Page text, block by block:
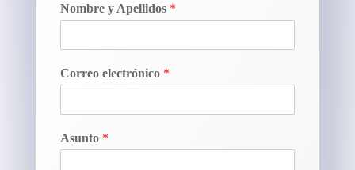
Nombre y Apellidos *
Correo electrónico *
Asunto *